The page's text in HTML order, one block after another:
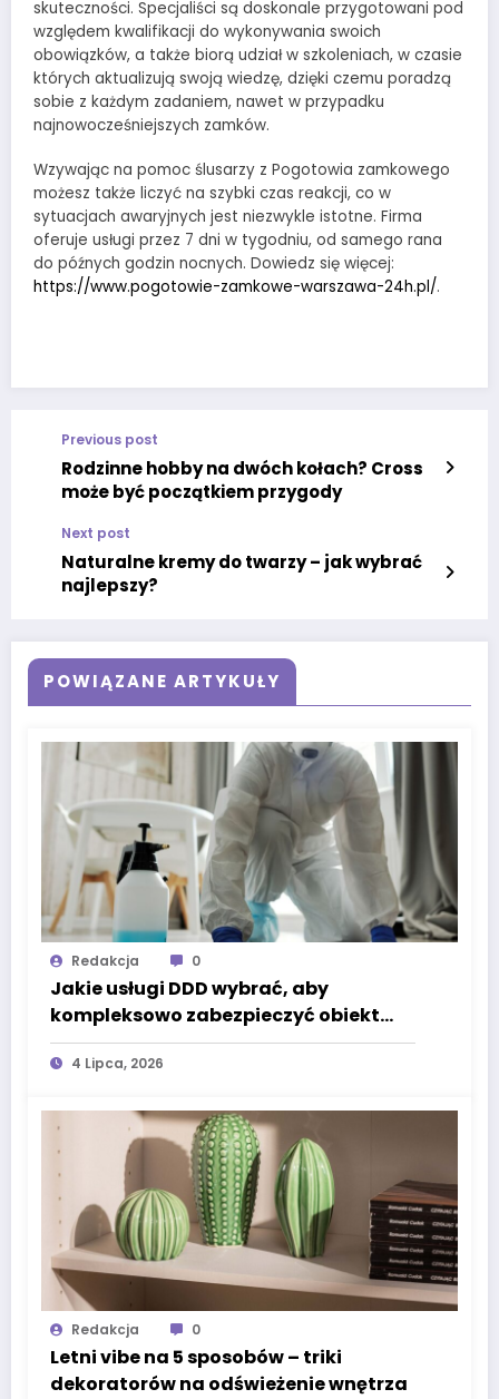
skuteczności. Specjaliści są doskonale przygotowani pod
względem kwalifikacji do wykonywania swoich
obowiązków, a także biorą udział w szkoleniach, w czasie
których aktualizują swoją wiedzę, dzięki czemu poradzą
sobie z każdym zadaniem, nawet w przypadku
najnowocześniejszych zamków.
Wzywając na pomoc ślusarzy z Pogotowia zamkowego
możesz także liczyć na szybki czas reakcji, co w
sytuacjach awaryjnych jest niezwykle istotne. Firma
oferuje usługi przez 7 dni w tygodniu, od samego rana
do późnych godzin nocnych. Dowiedz się więcej:
https://www.pogotowie-zamkowe-warszawa-24h.pl/.
Previous post
Rodzinne hobby na dwóch kołach? Cross
może być początkiem przygody
Next post
Naturalne kremy do twarzy – jak wybrać
najlepszy?
POWIĄZANE ARTYKUŁY
Redakcja 0
Jakie usługi DDD wybrać, aby
kompleksowo zabezpieczyć obiekt
przed szkodnikami przez cały rok?
4 Lipca, 2026
Redakcja 0
Letni vibe na 5 sposobów – triki
dekoratorów na odświeżenie wnętrza